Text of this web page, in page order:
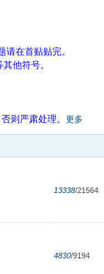
在首贴贴完。
他符号。
则严肃处理。 更多
13338/21564
4830/9194